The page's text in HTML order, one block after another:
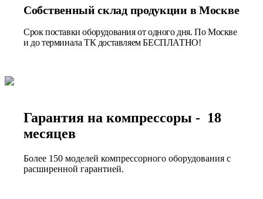
Собственный склад продукции в Москве
Срок поставки оборудования от одного дня. По Москве
и до терминала ТК доставляем БЕСПЛАТНО!
Гарантия на компрессоры - 18
месяцев
Более 150 моделей компрессорного оборудования с
расширенной гарантией.